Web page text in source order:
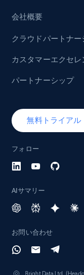
会社概要
無料トライアル
フォロー
AIサマリー
お問い合わせ
Bright Data Ltd.
クラウドパートナー
カスタマーエクセ
パートナーシップ